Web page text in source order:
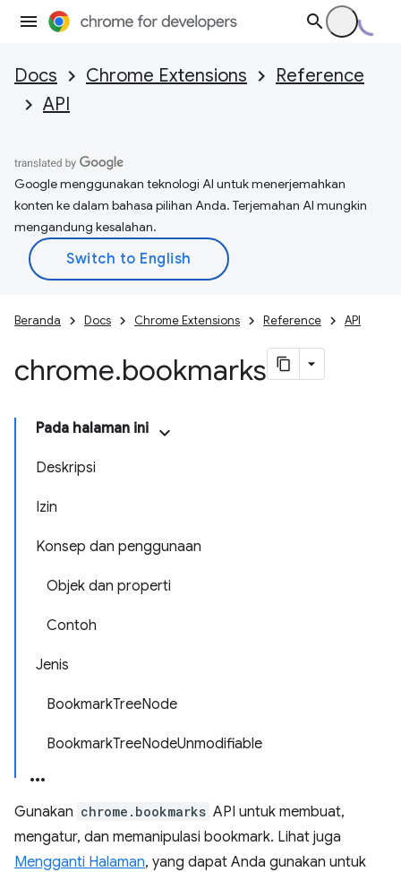
Docs Chrome Extensions
Reference
API
Google menggunakan teknologi AI untuk menerjemahkan
konten ke dalam bahasa pilihan Anda. Terjemahan AI mungkin
mengandung kesalahan.
Beranda Docs Chrome Extensions Reference API
chrome.bookmarks
Pada halaman ini
Deskripsi
Izin
Konsep dan penggunaan
Objek dan properti
Contoh
Jenis
BookmarkTreeNode
BookmarkTreeNodeUnmodifiable
Gunakan chrome.bookmarks API untuk membuat,
mengatur, dan memanipulasi bookmark. Lihat juga
Mengganti Halaman, yang dapat Anda gunakan untuk